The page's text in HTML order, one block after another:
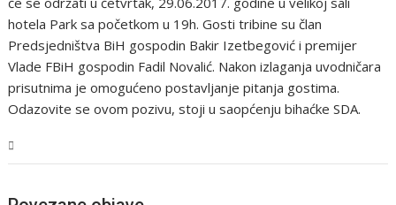
hotela Park sa početkom u 19h. Gosti tribine su član
Predsjedništva BiH gospodin Bakir Izetbegović i premijer
Vlade FBiH gospodin Fadil Novalić. Nakon izlaganja uvodničara
prisutnima je omogućeno postavljanje pitanja gostima.
Odazovite se ovom pozivu, stoji u saopćenju bihaćke SDA.